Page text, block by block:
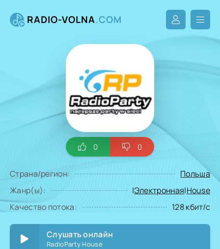
RADIO-VOLNA.COM
0 0
Страна/регион:
Польша
Жанр(ы):
|Электронная|House
Качество потока:
128 кбит/с
Слушать онлайн
RadioParty House